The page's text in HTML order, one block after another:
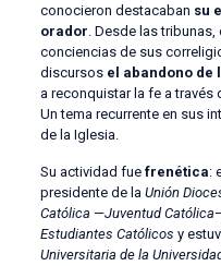
conocieron destacaban su
orador. Desde las
conciencias de sus
discursos el abandono de
a reconquistar la fe a
Un tema recurrente en sus
de la Iglesia.
Su actividad fue frenética:
presidente de la Unión
Católica —Juventud Católica
Estudiantes Católicos y
Universitaria de la